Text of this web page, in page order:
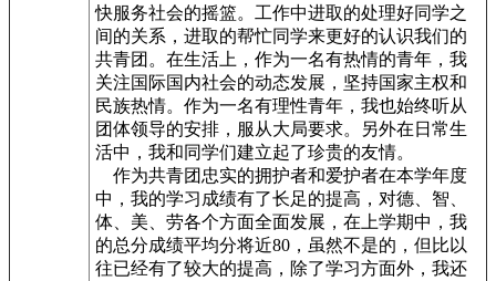
快服务社会的摇篮。工作中进取的处理好同学之
间的关系，进取的帮忙同学来更好的认识我们的
共青团。在生活上，作为一名有热情的青年，我
关注国际国内社会的动态发展，坚持国家主权和
民族热情。作为一名有理性青年，我也始终听从
团体领导的安排，服从大局要求。另外在日常生
活中，我和同学们建立起了珍贵的友情。
作为共青团忠实的拥护者和爱护者在本学年度
中，我的学习成绩有了长足的提高，对德、智、
体、美、劳各个方面全面发展，在上学期中，我
的总分成绩平均分将近80，虽然不是的，但比以
往已经有了较大的提高，除了学习方面外，我还